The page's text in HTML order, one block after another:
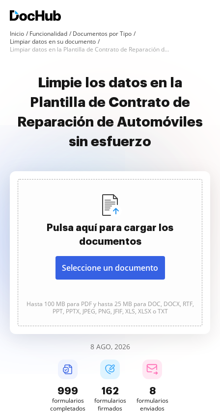
Inicio Funcionalidad
Documentos por Tipo
Limpiar datos en su documento
Limpiar datos en la Plantilla de Contrato de Reparación de Automóviles
Limpie los datos en la
Plantilla de Contrato de
Reparación de Automóviles
sin esfuerzo
Pulsa aquí para cargar los
documentos
Seleccione un documento
Hasta 100 MB para PDF y hasta 25 MB para DOC, DOCX, RTF,
PPT, PPTX, JPEG, PNG, JFIF, XLS, XLSX o TXT
8 AGO, 2026
999
formularios
completados
162
formularios
firmados
8
formularios
enviados